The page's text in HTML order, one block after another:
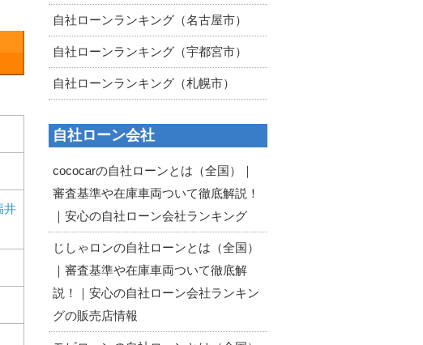
井
自社ローンランキング（名古屋市）
自社ローンランキング（宇都宮市）
自社ローンランキング（札幌市）
自社ローン会社
cococarの自社ローンとは（全国）｜
審査基準や在庫車両ついて徹底解説！
｜安心の自社ローン会社ランキング
じしゃロンの自社ローンとは（全国）
｜審査基準や在庫車両ついて徹底解
説！｜安心の自社ローン会社ランキン
グの販売店情報